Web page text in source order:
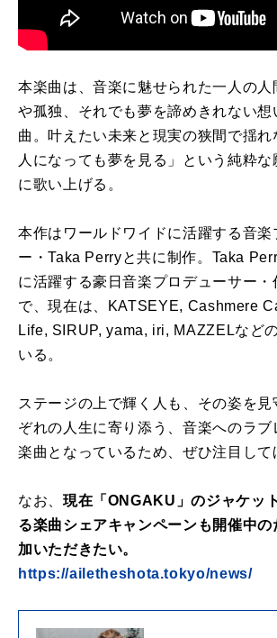
本楽曲は、音楽に魅せられた一人の人
や孤独、それでも夢を諦めきれない想
曲。叶えたい未来と現実の狭間で揺れ
人になっても夢を見る」という純粋
に歌い上げる。
本作はワールドワイドに活躍する音楽
ー・Taka Perryと共に制作。Taka
に活躍する豪日音楽プロデューサー・
で、現在は、KATSEYE, Cashmere
Life, SIRUP, yama, iri, MAZZELなど
いる。
ステージの上で輝く人も、その姿を
ぞれの人生に寄り添う、音楽へのラブ
楽曲となっているため、ぜひ注目して
なお、 現在「ONGAKU」のジャケッ
る楽曲シェアキャンペーンも開催中
加いただきたい。
https://ailetheshota.tokyo/news/